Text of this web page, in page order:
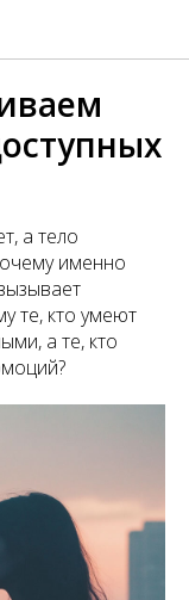
а тело
именно
те, кто умеют
а те, кто